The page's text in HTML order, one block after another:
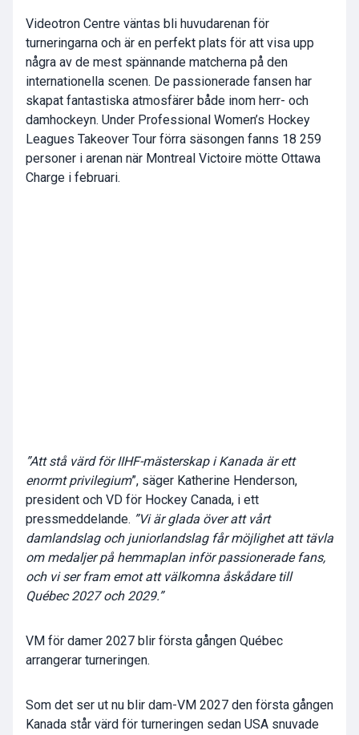
Videotron Centre väntas bli huvudarenan för
turneringarna och är en perfekt plats för att visa upp
några av de mest spännande matcherna på den
internationella scenen. De passionerade fansen har
skapat fantastiska atmosfärer både inom herr- och
damhockeyn. Under Professional Women’s Hockey
Leagues Takeover Tour förra säsongen fanns 18 259
personer i arenan när Montreal Victoire mötte Ottawa
Charge i februari.
”Att stå värd för IIHF-mästerskap i Kanada är ett
enormt privilegium”, säger Katherine Henderson,
president och VD för Hockey Canada, i ett
pressmeddelande. ”Vi är glada över att vårt
damlandslag och juniorlandslag får möjlighet att tävla
om medaljer på hemmaplan inför passionerade fans,
och vi ser fram emot att välkomna åskådare till
Québec 2027 och 2029.”
VM för damer 2027 blir första gången Québec
arrangerar turneringen.
Som det ser ut nu blir dam-VM 2027 den första gången
Kanada står värd för turneringen sedan USA snuvade